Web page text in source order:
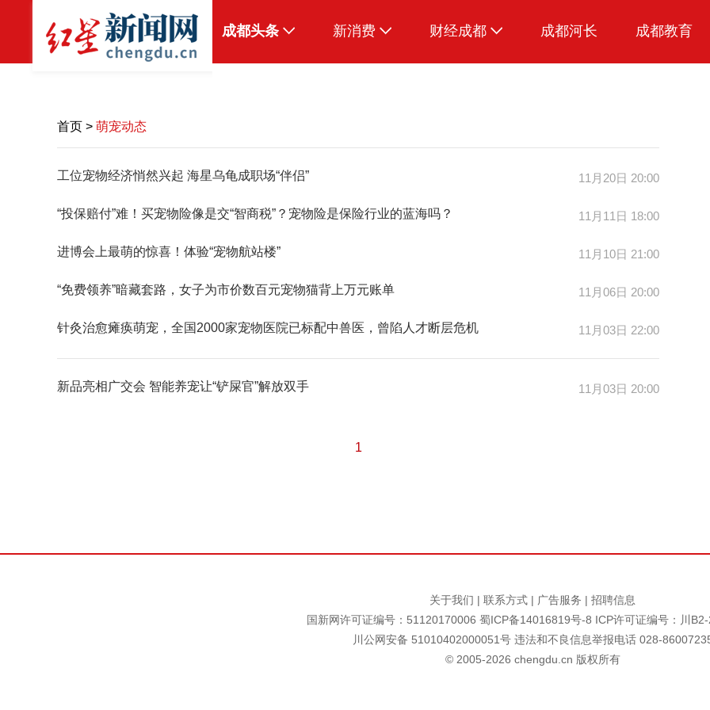
成都头条
头条智造
热点专题
传真机
公示
新消费 财经成都 成都河长 成都教育
首页 > 萌宠动态
工位宠物经济悄然兴起 海星乌龟成职场“伴侣” 11月20日 20:00
“投保赔付”难！买宠物险像是交“智商税”？宠物险是保险行业的蓝海吗？ 11月11日 18:00
进博会上最萌的惊喜！体验“宠物航站楼” 11月10日 21:00
“免费领养”暗藏套路，女子为市价数百元宠物猫背上万元账单 11月06日 20:00
针灸治愈瘫痪萌宠，全国2000家宠物医院已标配中兽医，曾陷人才断层危机 11月03日 22:00
新品亮相广交会 智能养宠让“铲屎官”解放双手 11月03日 20:00
1
关于我们 | 联系方式 | 广告服务 | 招聘信息
国新网许可证编号：51120170006 蜀ICP备14016819号-8 ICP许可证编号：川
川公网安备 51010402000051号 违法和不良信息举报电话 028-
© 2005-2026 chengdu.cn 版权所有